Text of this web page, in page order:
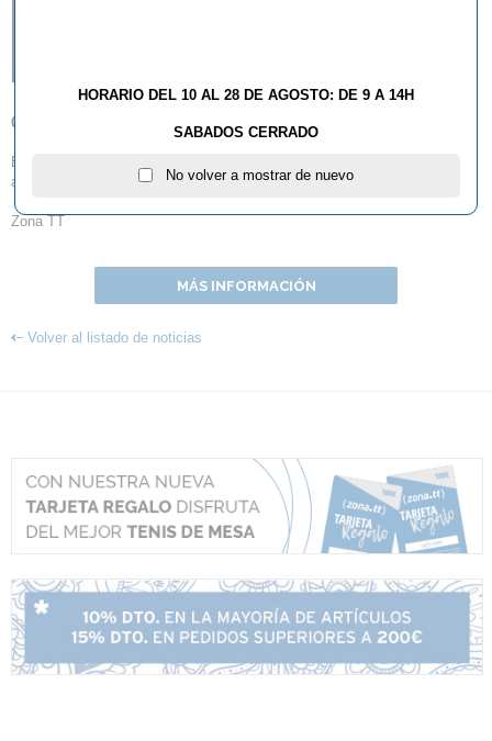
02.05.2011
El ex palista del Club Falcons LI DAN DAN rodó un anuncio con Messi,
aquí lo tienes y...disfruta-lo!
Zona TT
MÁS INFORMACIÓN
Volver al listado de noticias
HORARIO DEL 10 AL 28 DE AGOSTO: DE 9 A 14H
SABADOS CERRADO
No volver a mostrar de nuevo